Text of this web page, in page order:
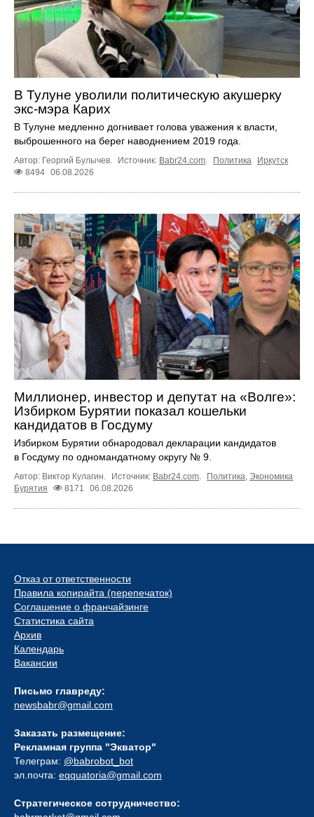
В Тулуне уволили политическую акушерку
экс-мэра Карих
В Тулуне медленно догнивает голова уважения к власти,
выброшенного на берег наводнением 2019 года.
Автор: Георгий Булычев. Источник: Babr24.com. Политика
Иркутск
8494 06.08.2026
Миллионер, инвестор и депутат на «Волге»:
Избирком Бурятии показал кошельки
кандидатов в Госдуму
Избирком Бурятии обнародовал декларации кандидатов
в Госдуму по одномандатному округу № 9.
Автор: Виктор Кулагин. Источник: Babr24.com Политика Экономика
Бурятия
8171 06.08.2026
Отказ от ответственности
Правила копирайта (перепечаток)
Соглашение о франчайзинге
Статистика сайта
Архив
Календарь
Вакансии
Письмо главреду:
newsbabr@gmail.com
Заказать размещение:
Рекламная группа "Экватор"
Телеграм: @babrobot_bot
эл.почта: eqquatoria@gmail.com
Стратегическое сотрудничество: